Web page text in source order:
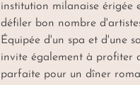
institution milanaise érigée
défiler bon nombre
Équipée d'un spa et d'une
invite également à profiter
parfaite pour un dîner